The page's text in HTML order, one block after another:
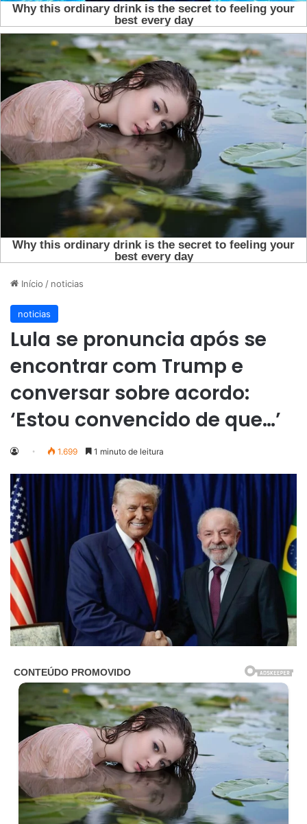
Início / noticias
noticias
Lula se pronuncia após se
encontrar com Trump e
conversar sobre acordo:
‘Estou convencido de que…’
1.699 1 minuto de leitura